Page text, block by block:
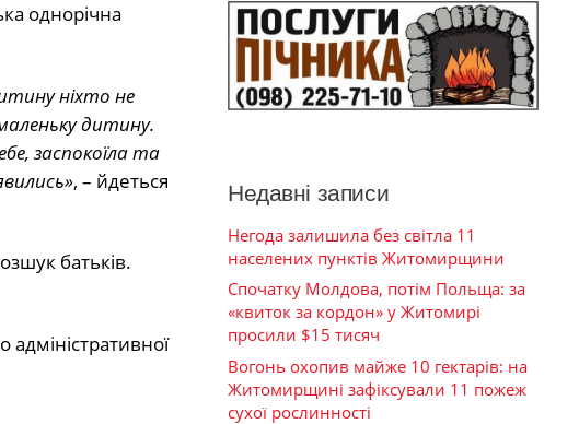
однорічна
ніхто не
дитину.
заспокоїла та
, – йдеться
батьків.
Недавні записи
Негода залишила без світла 11
населених пунктів Житомирщини
Спочатку Молдова, потім Польща: за
«квиток за кордон» у Житомирі
просили $15 тисяч
Вогонь охопив майже 10 гектарів: на
Житомирщині зафіксували 11 пожеж
сухої рослинності